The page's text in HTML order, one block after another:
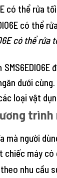
có thể rửa
có thể rửa
dưới cùng.
loại vật
trình
mà người
chiếc máy